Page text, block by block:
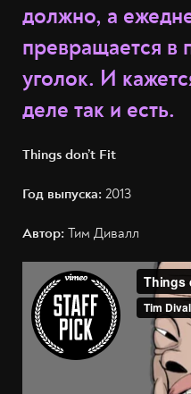
должно, а
превращается в
уголок. И
деле так и есть.
Things don’t Fit
Год выпуска: 2013
Автор: Тим Дивалл